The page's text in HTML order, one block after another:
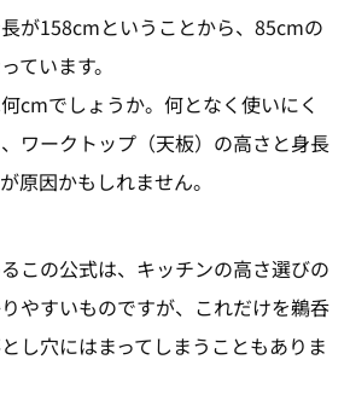
が158cmということから、85cmの
ています。
cmでしょうか。何となく使いにく
ワークトップ（天板）の高さと身長
原因かもしれません。
この公式は、キッチンの高さ選びの
やすいものですが、これだけを鵜呑
し穴にはまってしまうこともありま